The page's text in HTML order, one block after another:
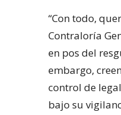
“Con todo,
Contraloría
en pos del
embargo,
control de
bajo su